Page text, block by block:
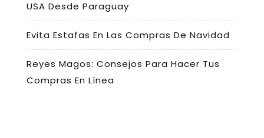
USA Desde Paraguay
Evita Estafas En Las Compras De Navidad
Reyes Magos: Consejos Para Hacer Tus
Compras En Línea